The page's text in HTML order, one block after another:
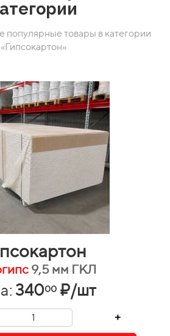
популярные товары в категории
«Гипсокартон»
9,5 мм ГКЛ
34000 ₽/шт